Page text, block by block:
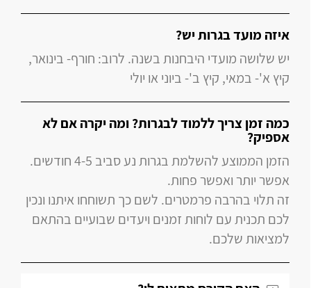
איזה מועד בגרות יש?
יש שלושה מועדי היבחנות בשנה. לרוב: חורף- בינואר,
קיץ א'- במאי, קיץ ב'- ביוני או יולי
כמה זמן צריך ללמוד לבגרות? ומה יקרה אם לא
אספיק?
הזמן הממוצע להשלמת בגרות נע סביב 4-5 חודשים.
אפשר יותר ואפשר פחות.
זה תלוי בהרבה פרמטרים. לשם כך תשוחחו איתנו ונכין
לכם תכנית עם לוחות זמנים ויעדים שבועיים בהתאם
למציאות שלכם.